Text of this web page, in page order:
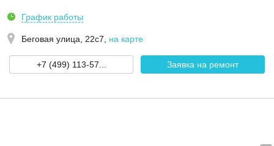
График работы
Беговая улица, 22с7 на карте
+7 (499) 113-57... Заявка на ремонт